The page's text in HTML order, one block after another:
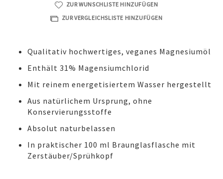
ZUR WUNSCHLISTE HINZUFÜGEN
ZUR VERGLEICHSLISTE HINZUFÜGEN
Qualitativ hochwertiges, veganes Magnesiumöl
Enthält 31% Magensiumchlorid
Mit reinem energetisiertem Wasser hergestellt
Aus natürlichem Ursprung, ohne
Konservierungsstoffe
Absolut naturbelassen
In praktischer 100 ml Braunglasflasche mit
Zerstäuber/Sprühkopf